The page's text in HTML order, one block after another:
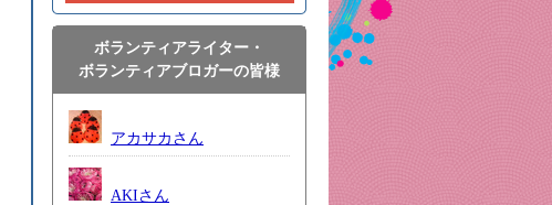
ボランティアライター・
ボランティアブロガーの皆様
アカサカさん
AKIさん